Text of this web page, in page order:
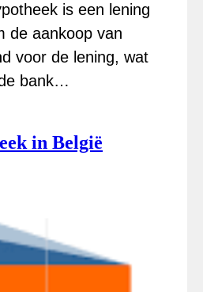
is een lening
de aankoop van
voor de lening, wat
bank…
in België